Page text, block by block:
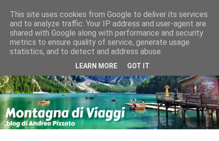
This site uses cookies from Google to deliver its services
and to analyze traffic. Your IP address and user-agent are
shared with Google along with performance and security
metrics to ensure quality of service, generate usage
statistics, and to detect and address abuse.
LEARN MORE GOT IT